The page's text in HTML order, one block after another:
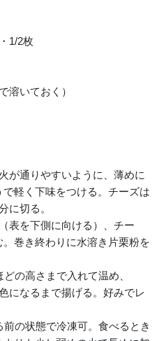
1/2枚
いておく）
が通りやすいように、薄めに
軽く下味をつける。チーズは
に切る。
表を下側に向ける）、チー
巻き終わりに水溶き片栗粉を
の高さまで入れて温め、
になるまで揚げる。好みでレ
の状態で冷凍可。食べるとき